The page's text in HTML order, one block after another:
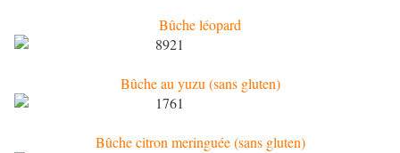
Bûche léopard
Bûche au yuzu (sans gluten)
Bûche citron meringuée (sans gluten)